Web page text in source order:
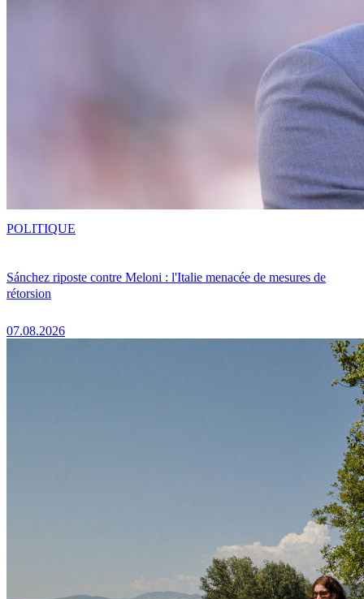
Sánchez riposte contre Meloni : l'Italie menacée de mesures de
rétorsion
07.08.2026
POLITIQUE